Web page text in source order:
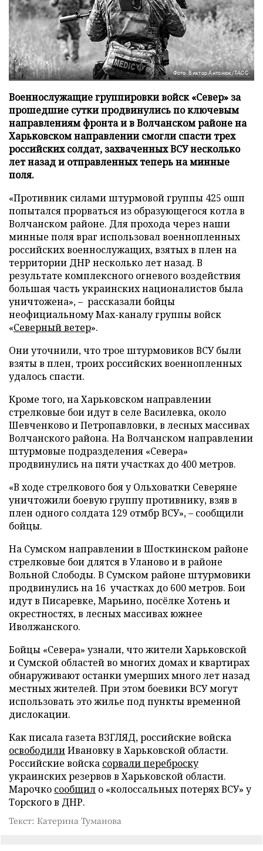
Фото: Виктор Антонюк/ТАСС
Военнослужащие группировки войск «Север» за
прошедшие сутки продвинулись по ключевым
направлениям фронта и в Волчанском районе на
Харьковском направлении смогли спасти трех
российских солдат, захваченных ВСУ несколько
лет назад и отправленных теперь на минные
поля.
«Противник силами штурмовой группы 425 ошп
попытался прорваться из образующегося котла в
Волчанском районе. Для прохода через наши
минные поля враг использовал военнопленных
российских военнослужащих, взятых в плен на
территории ДНР несколько лет назад. В
результате комплексного огневого воздействия
большая часть украинских националистов была
уничтожена», – рассказали бойцы
неофициальному Max-каналу группы войск
«Северный ветер».
Они уточнили, что трое штурмовиков ВСУ были
взяты в плен, троих российских военнопленных
удалось спасти.
Кроме того, на Харьковском направлении
стрелковые бои идут в селе Василевка, около
Шевченково и Петропавловки, в лесных массивах
Волчанского района. На Волчанском направлении
штурмовые подразделения «Севера»
продвинулись на пяти участках до 400 метров.
«В ходе стрелкового боя у Ольховатки Северяне
уничтожили боевую группу противнику, взяв в
плен одного солдата 129 отмбр ВСУ», – сообщили
бойцы.
На Сумском направлении в Шосткинском районе
стрелковые бои длятся в Уланово и в районе
Вольной Слободы. В Сумском районе штурмовики
продвинулись на 16 участках до 600 метров. Бои
идут в Писаревке, Марьино, посёлке Хотень и
окрестностях, в лесных массивах южнее
Иволжанского.
Бойцы «Севера» узнали, что жители Харьковской
и Сумской областей во многих домах и квартирах
обнаруживают останки умерших много лет назад
местных жителей. При этом боевики ВСУ могут
использовать это жилье под пункты временной
дислокации.
Как писала газета ВЗГЛЯД, российские войска
освободилиИвановку в Харьковской области.
Российские войска сорвали переброску
украинских резервов в Харьковской области.
Марочко сообщил о «колоссальных потерях ВСУ» у
Торского в ДНР.
Текст: Катерина Туманова